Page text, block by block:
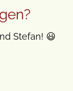
Stefan! 😃